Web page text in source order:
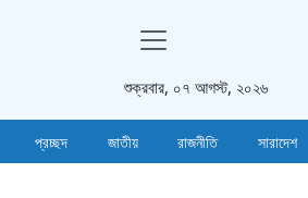
শুক্রবার, ০৭ আগস্ট, ২০২৬
প্রচ্ছদ জাতীয় রাজনীতি সারাদেশ